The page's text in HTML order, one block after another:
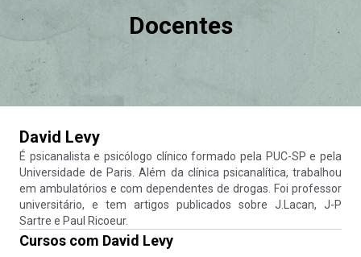
Docentes
David Levy
É psicanalista e psicólogo clínico formado pela PUC-SP e pela
Universidade de Paris. Além da clínica psicanalítica, trabalhou
em ambulatórios e com dependentes de drogas. Foi professor
universitário, e tem artigos publicados sobre J.Lacan, J-P
Sartre e Paul Ricoeur.
Cursos com David Levy